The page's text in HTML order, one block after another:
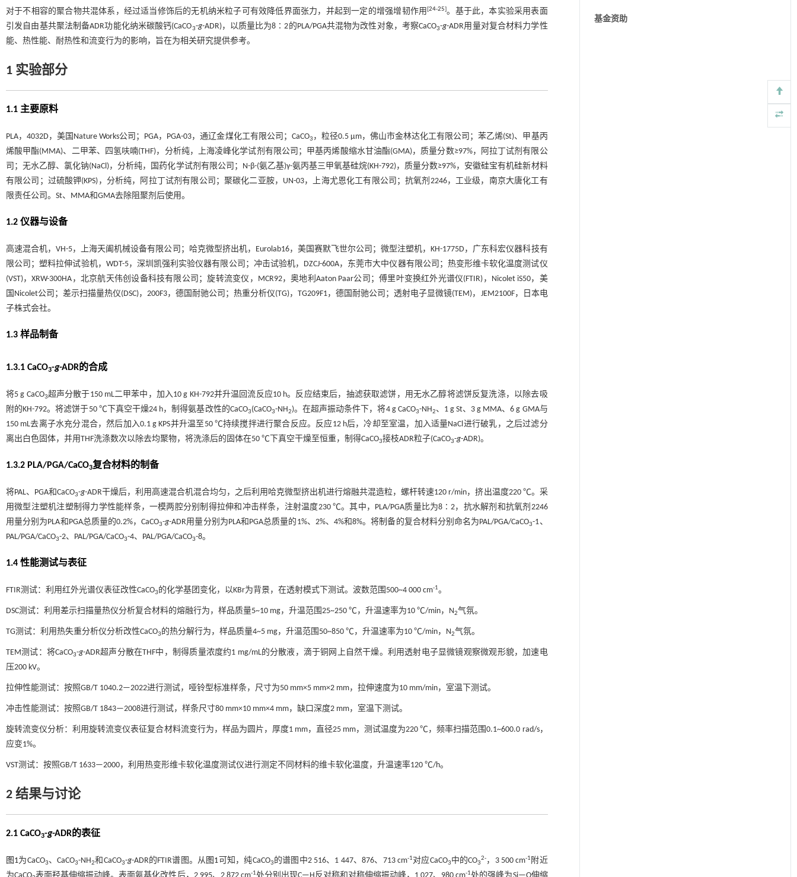
对于不相容的聚合物共混体系，经过适当修饰后的无机纳米粒子可有效降低界面张力，并起到一定的增强增韧作用[24-25]。基于此，本实验采用表面
引发自由基共聚法制备ADR功能化纳米碳酸钙(CaCO3-g-ADR)，以质量比为8∶2的PLA/PGA共混物为改性对象，考察CaCO3-g-ADR用量对复合材料力学性
能、热性能、耐热性和流变行为的影响，旨在为相关研究提供参考。
1 实验部分
1.1 主要原料
PLA，4032D，美国Nature Works公司；PGA，PGA-03，通辽金煤化工有限公司；CaCO3 ，粒径0.5 μm，佛山市金林达化工有限公司；苯乙烯(St)、甲基丙
烯酸甲酯(MMA)、二甲苯、四氢呋喃(THF)，分析纯，上海凌峰化学试剂有限公司；甲基丙烯酸缩水甘油酯(GMA)，质量分数≥97%，阿拉丁试剂有限公
司；无水乙醇、氯化钠(NaCl)，分析纯，国药化学试剂有限公司；N-β-(氨乙基)γ-氨丙基三甲氧基硅烷(KH-792)，质量分数≥97%，安徽硅宝有机硅新材料
有限公司；过硫酸钾(KPS)，分析纯，阿拉丁试剂有限公司；聚碳化二亚胺，UN-03，上海尤恩化工有限公司；抗氧剂2246，工业级，南京大唐化工有
限责任公司。St、MMA和GMA去除阻聚剂后使用。
1.2 仪器与设备
高速混合机，VH-5，上海天阖机械设备有限公司；哈克微型挤出机，Eurolab16，美国赛默飞世尔公司；微型注塑机，KH-1775D，广东科宏仪器科技有
限公司；塑料拉伸试验机，WDT-5，深圳凯强利实验仪器有限公司；冲击试验机，DZCJ-600A，东莞市大中仪器有限公司；热变形维卡软化温度测试仪
(VST)，XRW-300HA，北京航天伟创设备科技有限公司；旋转流变仪，MCR92，奥地利Aaton Paar公司；傅里叶变换红外光谱仪(FTIR)，Nicolet iS50，美
国Nicolet公司；差示扫描量热仪(DSC)，200F3，德国耐驰公司；热重分析仪(TG)，TG209F1，德国耐驰公司；透射电子显微镜(TEM)，JEM2100F，日本电
子株式会社。
1.3 样品制备
1.3.1 CaCO3-g-ADR的合成
将5 g CaCO3超声分散于150 mL二甲苯中，加入10 g KH-792并升温回流反应10 h。反应结束后，抽滤获取滤饼，用无水乙醇将滤饼反复洗涤，以除去吸
附的KH-792。将滤饼于50 ℃下真空干燥24 h，制得氨基改性的CaCO3(CaCO3-NH2)。在超声振动条件下，将4 g CaCO3-NH2、1 g St、3 g MMA、6 g GMA与
150 mL去离子水充分混合，然后加入0.1 g KPS并升温至50 ℃持续搅拌进行聚合反应。反应12 h后，冷却至室温，加入适量NaCl进行破乳，之后过滤分
离出白色固体，并用THF洗涤数次以除去均聚物，将洗涤后的固体在50 ℃下真空干燥至恒重，制得CaCO3接枝ADR粒子(CaCO3-g-ADR)。
1.3.2 PLA/PGA/CaCO3复合材料的制备
将PAL、PGA和CaCO3-g-ADR干燥后，利用高速混合机混合均匀，之后利用哈克微型挤出机进行熔融共混造粒，螺杆转速120 r/min，挤出温度220 ℃。采
用微型注塑机注塑制得力学性能样条，一模两腔分别制得拉伸和冲击样条，注射温度230 ℃。其中，PLA/PGA质量比为8∶2，抗水解剂和抗氧剂2246
用量分别为PLA和PGA总质量的0.2%，CaCO3-g-ADR用量分别为PLA和PGA总质量的1%、2%、4%和8%。将制备的复合材料分别命名为PAL/PGA/CaCO3-1、
PAL/PGA/CaCO3-2、PAL/PGA/CaCO3-4、PAL/PGA/CaCO3-8。
1.4 性能测试与表征
FTIR测试：利用红外光谱仪表征改性CaCO3 的化学基团变化，以KBr为背景，在透射模式下测试。波数范围500~4 000 cm-1。
DSC测试：利用差示扫描量热仪分析复合材料的熔融行为，样品质量5~10 mg，升温范围25~250 ℃，升温速率为10 ℃/min，N2气氛。
TG测试：利用热失重分析仪分析改性CaCO3 的热分解行为，样品质量4~5 mg，升温范围50~850 ℃，升温速率为10 ℃/min，N2气氛。
TEM测试：将CaCO3-g-ADR超声分散在THF中，制得质量浓度约1 mg/mL的分散液，滴于铜网上自然干燥。利用透射电子显微镜观察微观形貌，加速电
压200 kV。
拉伸性能测试：按照GB/T 1040.2—2022进行测试，哑铃型标准样条，尺寸为50 mm×5 mm×2 mm，拉伸速度为10 mm/min，室温下测试。
冲击性能测试：按照GB/T 1843—2008进行测试，样条尺寸80 mm×10 mm×4 mm，缺口深度2 mm，室温下测试。
旋转流变仪分析：利用旋转流变仪表征复合材料流变行为，样品为圆片，厚度1 mm，直径25 mm，测试温度为220 ℃，频率扫描范围0.1~600.0 rad/s，
应变1%。
VST测试：按照GB/T 1633—2000，利用热变形维卡软化温度测试仪进行测定不同材料的维卡软化温度，升温速率120 ℃/h。
2 结果与讨论
2.1 CaCO3-g-ADR的表征
图1为CaCO3、CaCO3-NH2和CaCO3-g-ADR的FTIR谱图。从图1 可知，纯CaCO3 的谱图中2 516、1 447、876、713 cm-1对应CaCO3中的CO3
2-，3 500 cm-1 附近
-1 -1
基金资助